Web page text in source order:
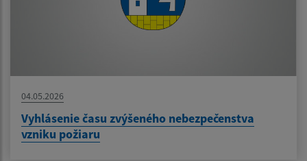
04.05.2026
Vyhlásenie času zvýšeného nebezpečenstva
vzniku požiaru